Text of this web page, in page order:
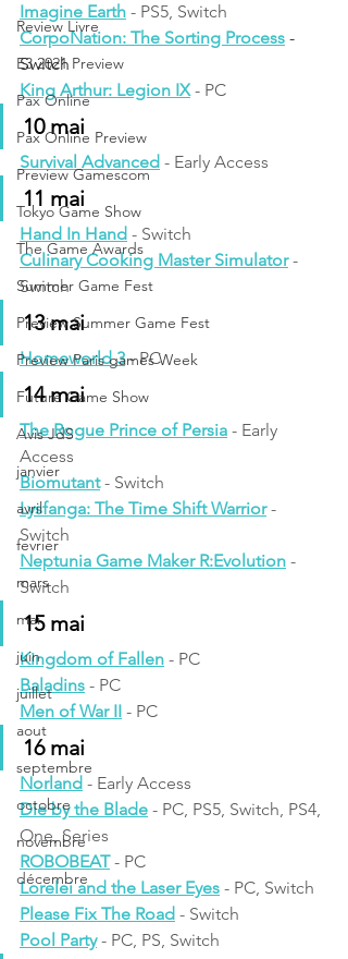
Review Livre
E3 2021 Preview
Pax Online
Pax Online Preview
Preview Gamescom
Tokyo Game Show
The Game Awards
Summer Game Fest
Preview Summer Game Fest
Preview Paris games Week
Future Game Show
Avis JdS
janvier
avril
fevrier
mars
mai
juin
juillet
aout
septembre
octobre
novembre
décembre
Imagine Earth - PS5, Switch
CorpoNation: The Sorting Process -
Switch
King Arthur: Legion IX - PC
10 mai
Survival Advanced - Early Access
11 mai
Hand In Hand - Switch
Culinary Cooking Master Simulator -
Switch
13 mai
Homeworld 3 - PC
14 mai
The Rogue Prince of Persia - Early
Access
Biomutant - Switch
Lysfanga: The Time Shift Warrior -
Switch
Neptunia Game Maker R:Evolution -
Switch
15 mai
Kingdom of Fallen - PC
Baladins - PC
Men of War II - PC
16 mai
Norland - Early Access
Die by the Blade - PC, PS5, Switch, PS4,
One, Series
ROBOBEAT - PC
Lorelei and the Laser Eyes - PC, Switch
Please Fix The Road - Switch
Pool Party - PC, PS, Switch